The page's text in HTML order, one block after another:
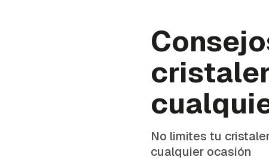
No limites tu
cualquier ocasión